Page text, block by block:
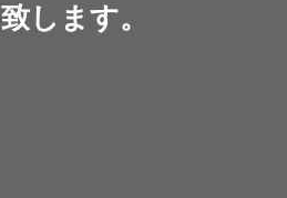
致します。